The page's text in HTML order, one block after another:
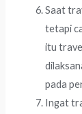
Saat
tetapi
itu
pada
Ingat